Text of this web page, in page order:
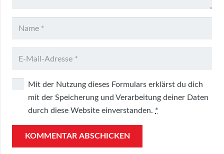
Mit der Nutzung dieses Formulars erklärst du dich
mit der Speicherung und Verarbeitung deiner Daten
durch diese Website einverstanden. *
KOMMENTAR ABSCHICKEN